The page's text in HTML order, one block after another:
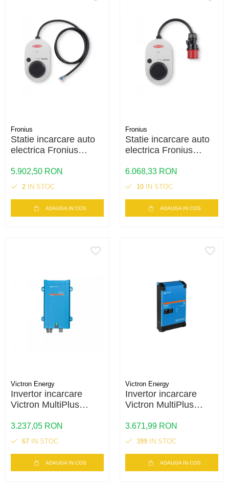
Fronius
Statie incarcare auto
electrica Fronius
2.0 – 11kW, WiFi,
control inteligent
5.902,50 RON
2 IN STOC
ADAUGA IN COS
Fronius
Statie incarcare auto
electrica Fronius
22kW, mobil, WiFi,
control inteligent
6.068,33 RON
10 IN STOC
ADAUGA IN COS
Victron Energy
Invertor incarcare
Victron MultiPlus
1200VA, 48V, UPS,
incarcare baterii
3.237,05 RON
67 IN STOC
ADAUGA IN COS
Victron Energy
Invertor incarcare
Victron MultiPlus
1600VA, 48V, UPS,
incarcare baterii
3.671,99 RON
399 IN STOC
ADAUGA IN COS